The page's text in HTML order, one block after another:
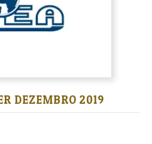
DEZEMBRO 2019